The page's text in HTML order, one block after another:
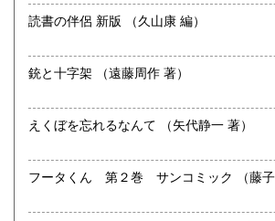
取り扱い分野
哲学宗教、歴史、美術工芸、近代文献、
読書の伴侶 新版 （久山康 編）
銃と十字架 （遠藤周作 著）
えくぼを忘れるなんて （矢代静一 著）
フータくん 第２